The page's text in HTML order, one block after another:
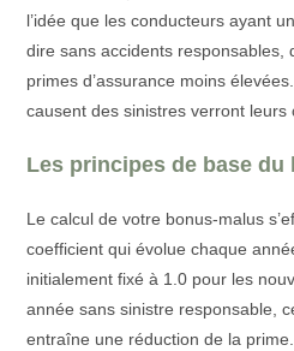
l’idée que les conducteurs ayant
dire sans accidents responsables,
primes d’assurance moins
causent des sinistres verront leurs
Les principes de base du
Le calcul de votre bonus-malus
coefficient qui évolue chaque
initialement fixé à 1.0 pour les
année sans sinistre responsable,
entraîne une réduction de la